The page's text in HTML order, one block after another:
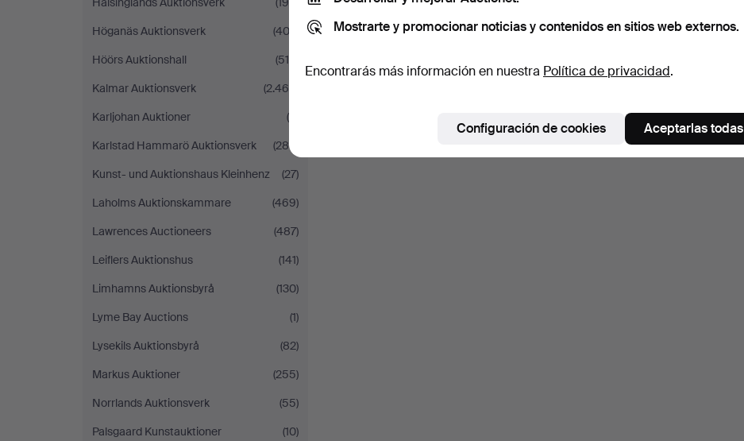
Höganäs Auktionsverk
(403)
Höörs Auktionshall
(510)
Kalmar Auktionsverk
(2.466)
Karljohan Auktioner
(6)
Karlstad Hammarö Auktionsverk
(286)
Kunst- und Auktionshaus Kleinhenz
(27)
Laholms Auktionskammare
(469)
Lawrences Auctioneers
(487)
Leiflers Auktionshus
(141)
Limhamns Auktionsbyrå
(130)
Lyme Bay Auctions
(1)
Lysekils Auktionsbyrå
(82)
Markus Auktioner
(255)
Norrlands Auktionsverk
(55)
Palsgaard Kunstauktioner
(10)
Mostrarte y promocionar noticias y contenidos en sitios web externos.
Encontrarás más información en nuestra Política de privacidad.
Configuración de cookies Aceptarlas todas